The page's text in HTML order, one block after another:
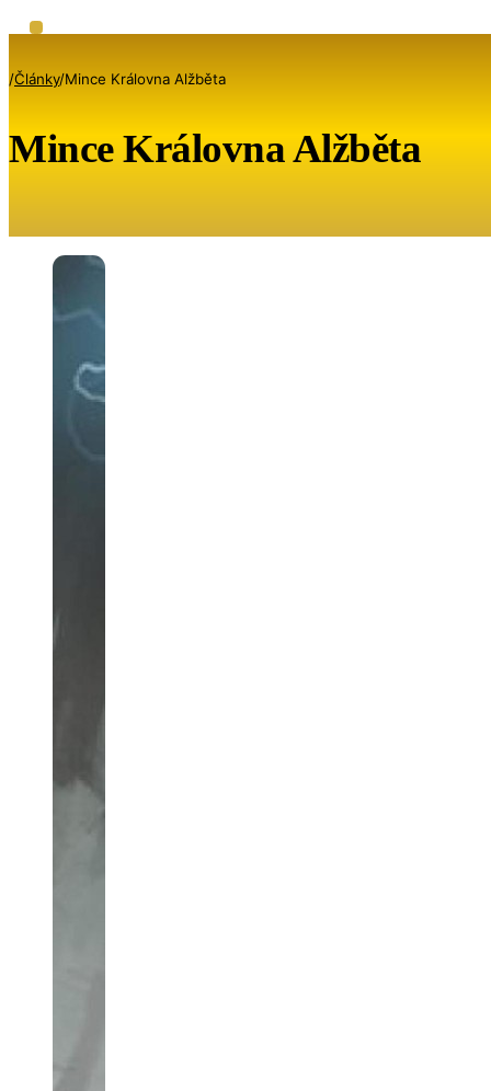
/Články/Mince Královna Alžběta
Mince Královna Alžběta